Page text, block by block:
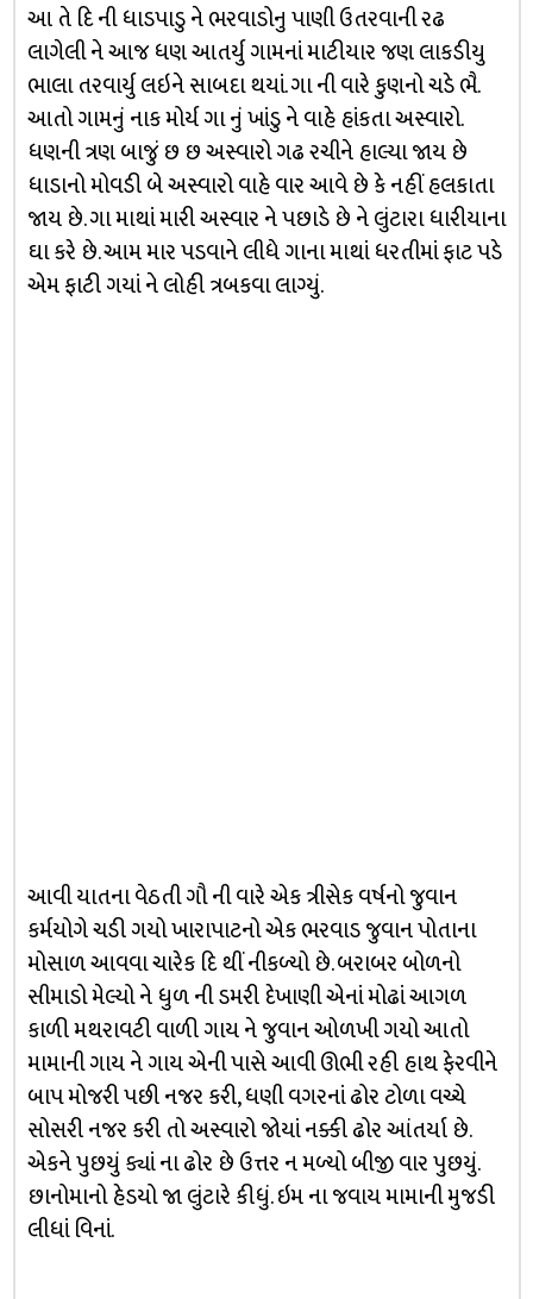
આ તે દિ ની ધાડપાડુ ને ભરવાડોનુ પાણી ઉતરવાની રઢ
લાગેલી ને આજ ધણ આતર્યુ ગામનાં માટીયાર જણ લાકડીયુ
ભાલા તરવાર્યુ લઇને સાબદા થયાં. ગા ની વારે કુણનો ચડે ભૈ.
આતો ગામનું નાક મોર્ય ગા નું ખાંડુ ને વાહે હાંકતા અસ્વારો.
ધણની ત્રણ બાજું છ છ અસ્વારો ગઢ રચીને હાલ્યા જાય છે
ધાડાનો મોવડી બે અસ્વારો વાહે વાર આવે છે કે નહીં હલકાતા
જાય છે. ગા માથાં મારી અસ્વાર ને પછાડે છે ને લુંટારા ધારીયાના
ઘા કરે છે. આમ માર પડવાને લીધે ગાના માથાં ધરતીમાં ફાટ પડે
એમ ફાટી ગયાં ને લોહી ત્રબકવા લાગ્યું.
આવી યાતના વેઠતી ગૌ ની વારે એક ત્રીસેક વર્ષનો જુવાન
કર્મયોગે ચડી ગયો ખારાપાટનો એક ભરવાડ જુવાન પોતાના
મોસાળ આવવા ચારેક દિ થીં નીકળ્યો છે. બરાબર બોળનો
સીમાડો મેલ્યો ને ધુળ ની ડમરી દેખાણી એનાં મોઢાં આગળ
કાળી મથરાવટી વાળી ગાય ને જુવાન ઓળખી ગયો આતો
મામાની ગાય ને ગાય એની પાસે આવી ઊભી રહી હાથ ફેરવીને
બાપ મોજરી પછી નજર કરી, ધણી વગરનાં ઢોર ટોળા વચ્ચે
સોસરી નજર કરી તો અસ્વારો જોયાં નક્કી ઢોર આંતર્યા છે.
એકને પુછયું ક્યાં ના ઢોર છે ઉત્તર ન મળ્યો બીજી વાર પુછયું.
છાનોમાનો હેડયો જા લુંટારે કીધું. ઇમ ના જવાય મામાની મુજડી
લીધાં વિનાં.